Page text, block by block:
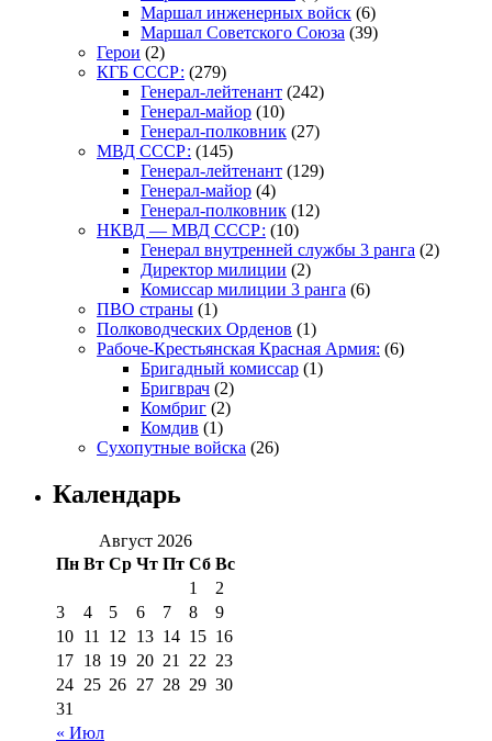
Маршал инженерных войск (6)
Маршал Советского Союза (39)
Герои (2)
КГБ СССР: (279)
Генерал-лейтенант (242)
Генерал-майор (10)
Генерал-полковник (27)
МВД СССР: (145)
Генерал-лейтенант (129)
Генерал-майор (4)
Генерал-полковник (12)
НКВД — МВД СССР: (10)
Генерал внутренней службы 3 ранга (2)
Директор милиции (2)
Комиссар милиции 3 ранга (6)
ПВО страны (1)
Полководческих Орденов (1)
Рабоче-Крестьянская Красная Армия: (6)
Бригадный комиссар (1)
Бригврач (2)
Комбриг (2)
Комдив (1)
Сухопутные войска (26)
Календарь
Август 2026
Пн Вт Ср Чт Пт Сб Вс
« Июл
1
2
3
4 5 6 7 8
9
10 11 12 13 14 15 16
17 18 19 20 21 22 23
24 25 26 27 28 29 30
31